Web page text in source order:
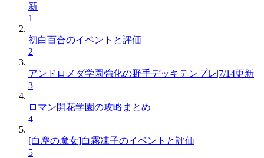
新
1
初白百合のイベントと評価
2
アンドロメダ学園強化の野手デッキテンプレ|7/14更新
3
ロマン開花学園の攻略まとめ
4
[白塵の魔女]白霧凍子のイベントと評価
5